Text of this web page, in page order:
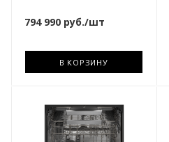
794 990 руб./шт
В КОРЗИНУ